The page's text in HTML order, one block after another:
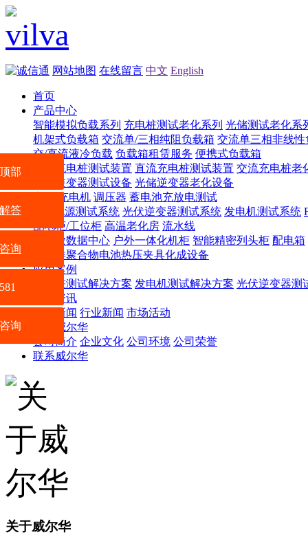
网站地图 在线留言 中文 English
首页
产品中心
智能模拟负载系列 充电桩测试老化系列 光储测试老化系
机架式负载箱 交流单/三相纯阻负载箱 交流单三相非线性
交/直流液冷负载 负载箱租赁服务 便携式负载箱
交流充电桩测试装置 直流充电桩测试装置 交流充电桩老
光储逆变器测试设备 光储逆变器老化设备
充电机 调压器 蓄电池充放电测试
UPS电源测试系统 光伏逆变器测试系统 发电机测试系统
配电柜/工位柜 高温老化房 流水线
VSR微数据中心 户外一体化机柜 智能精密列头柜 配电箱
数码类聚合物电池热压夹具化成设备
应用案例
充电桩测试解决方案 发电机测试解决方案 光伏逆变器测
新闻资讯
公司新闻 行业新闻 市场活动
关于威尔华
公司简介 企业文化 公司环境 公司荣誉
联系威尔华
关于威尔华
部
答
询
询